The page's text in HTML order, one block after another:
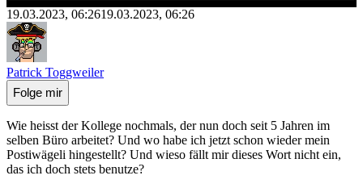
19.03.2023, 06:2619.03.2023, 06:26
Patrick Toggweiler
Folge mir
Wie heisst der Kollege nochmals, der nun doch seit 5 Jahren im
selben Büro arbeitet? Und wo habe ich jetzt schon wieder mein
Postiwägeli hingestellt? Und wieso fällt mir dieses Wort nicht ein,
das ich doch stets benutze?